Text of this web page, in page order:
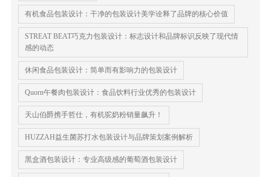
有机食品包装设计：干净的包装设计美学诠释了品牌的核心价值
STREAT BEAT巧克力包装设计：标志设计和品牌标识反映了现代情
感的动态
休闲食品包装设计：简单而有影响力的包装设计
Quorn午餐肉包装设计：食品饮料行业优秀的包装设计
天山伯爵携手哲仕，有机驼奶粉销量飙升！
HUZZAH益生菌苏打水包装设计与品牌策划案例解析
黑盒酒包装设计：专业高级感的葡萄酒包装设计